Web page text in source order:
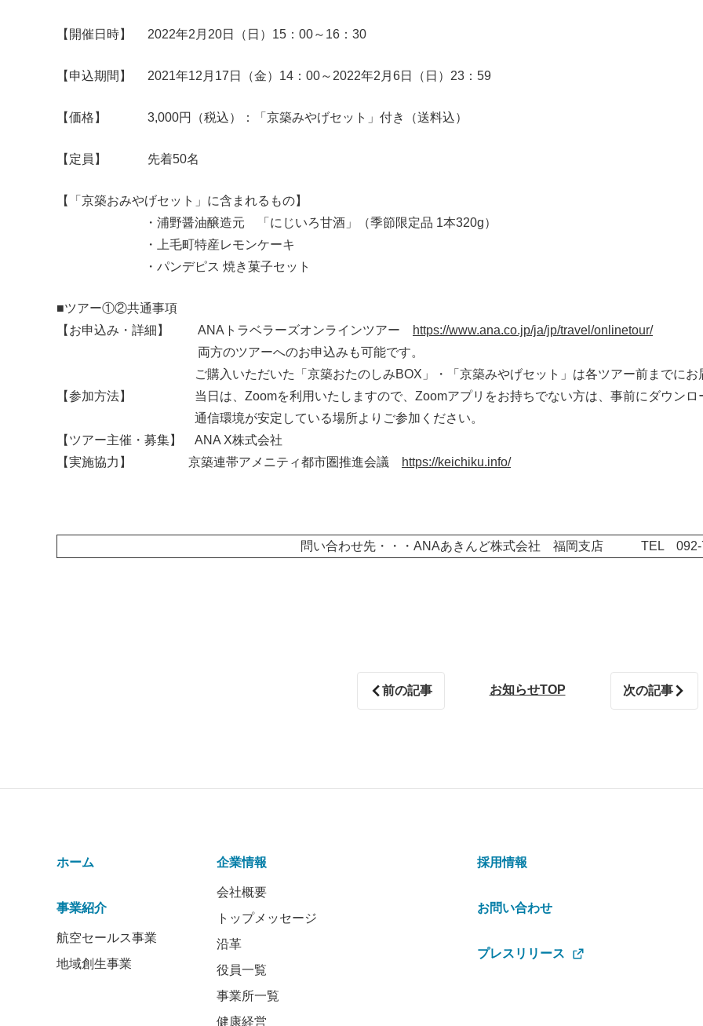
【開催日時】 2022年2月20日（日）15：00～16：30
【申込期間】 2021年12月17日（金）14：00～2022年2月6日（日）23：59
【価格】 3,000円（税込）：「京築みやげセット」付き（送料込）
【定員】 先着50名
【「京築おみやげセット」に含まれるもの】
・浦野醤油醸造元 「にじいろ甘酒」（季節限定品 1本320g）
・上毛町特産レモンケーキ
・パンデピス 焼き菓子セット
■ツアー①②共通事項
【お申込み・詳細】 ANAトラベラーズオンラインツアー
https://www.ana.co.jp/ja/jp/travel/onlinetour/
両方のツアーへのお申込みも可能です。
ご購入いただいた「京築おたのしみBOX」・「京築みやげセット」は各ツアー前までにお届
【参加方法】 当日は、Zoomを利用いたしますので、Zoomアプリをお持ちでない方は、事前にダウンロ
通信環境が安定している場所よりご参加ください。
【ツアー主催・募集】 ANA X株式会社
【実施協力】 京築連帯アメニティ都市圏推進会議
https://keichiku.info/
問い合わせ先・・・ANAあきんど株式会社 福岡支店 TEL 092-
前の記事 お知らせTOP 次の記事
ホーム
事業紹介
航空セールス事業
地域創生事業
企業情報
会社概要
トップメッセージ
沿革
役員一覧
事業所一覧
健康経営
採用情報
お問い合わせ
プレスリリース